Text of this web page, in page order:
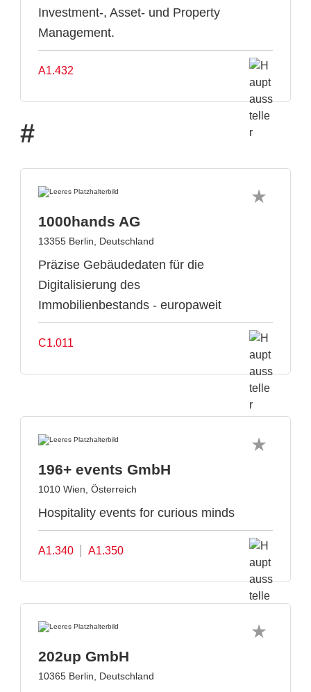
Investment-, Asset- und Property
Management.
A1.432
#
1000hands AG
13355 Berlin, Deutschland
Präzise Gebäudedaten für die
Digitalisierung des
Immobilienbestands - europaweit
C1.011
196+ events GmbH
1010 Wien, Österreich
Hospitality events for curious minds
A1.340 A1.350
202up GmbH
10365 Berlin, Deutschland